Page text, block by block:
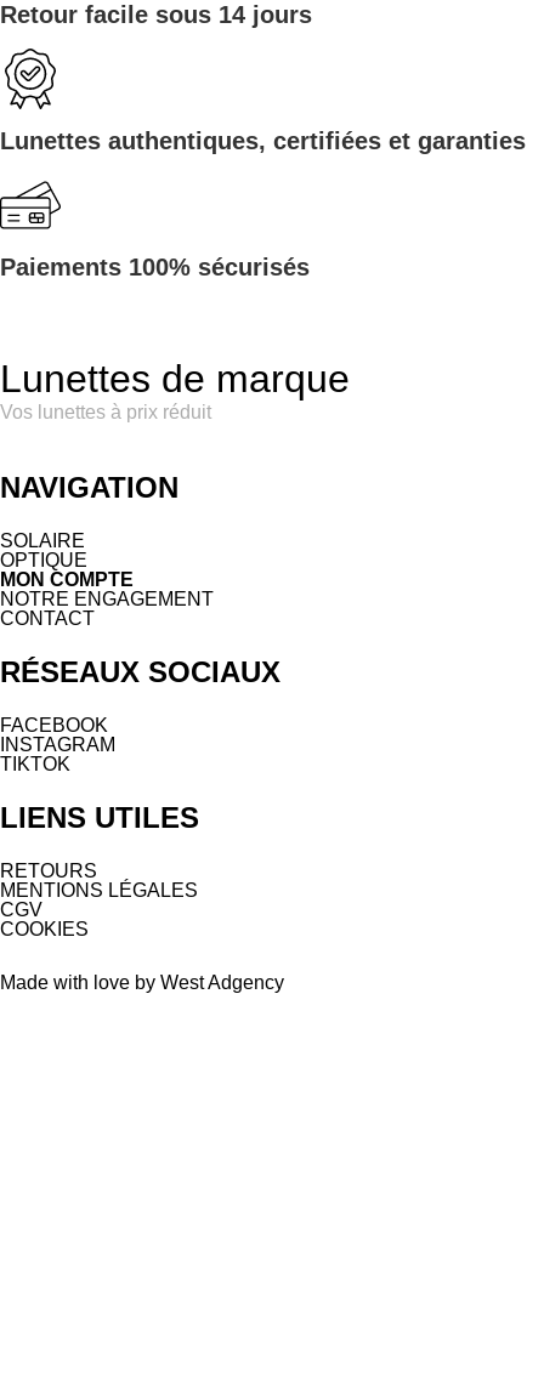
Retour facile sous 14 jours
Lunettes authentiques, certifiées et garanties
Paiements 100% sécurisés
Lunettes de marque
Vos lunettes à prix réduit
NAVIGATION
SOLAIRE
OPTIQUE
MON COMPTE
NOTRE ENGAGEMENT
CONTACT
RÉSEAUX SOCIAUX
FACEBOOK
INSTAGRAM
TIKTOK
LIENS UTILES
RETOURS
MENTIONS LÉGALES
CGV
COOKIES
Made with love by West Adgency